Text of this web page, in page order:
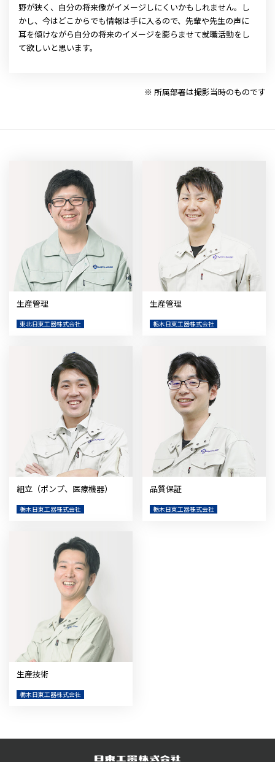
野が狭く、自分の将来像がイメージしにくいかもしれません。し
かし、今はどこからでも情報は手に入るので、先輩や先生の声に
耳を傾けながら自分の将来のイメージを膨らませて就職活動をし
て欲しいと思います。
※ 所属部署は撮影当時のものです
生産管理
東北日東工器株式会社
生産管理
栃木日東工器株式会社
組立（ポンプ、医療機器）
栃木日東工器株式会社
品質保証
栃木日東工器株式会社
生産技術
栃木日東工器株式会社